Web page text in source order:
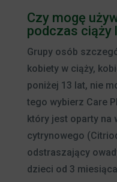
Czy mogę
podczas ciąży
Grupy osób
kobiety w ciąży,
poniżej 13 lat, nie
tego wybierz Care
który jest oparty na
cytrynowego
odstraszający
dzieci od 3